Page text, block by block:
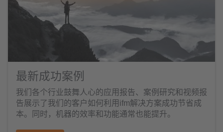
最新成功案例
我们各个行业鼓舞人心的应用报告、案例研究和视频报
告展示了我们的客户如何利用ifm解决方案成功节省成
本。同时，机器的效率和功能通常也能提升。